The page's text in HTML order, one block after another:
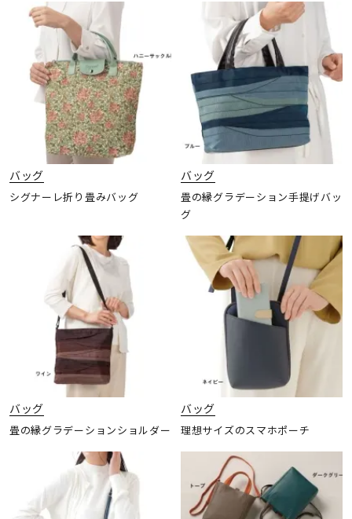
バッグ
シグナーレ折り畳みバッグ
バッグ
畳の縁グラデーション手提げバッ
グ
バッグ
畳の縁グラデーションショルダー
バッグ
理想サイズのスマホポーチ